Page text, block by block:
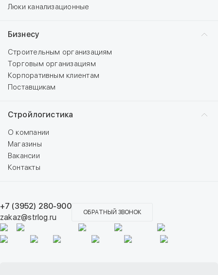
Люки канализационные
Бизнесу
Строительным организациям
Торговым организациям
Корпоративным клиентам
Поставщикам
Стройлогистика
О компании
Магазины
Вакансии
Контакты
+7 (3952) 280-900
zakaz@strlog.ru
ОБРАТНЫЙ ЗВОНОК